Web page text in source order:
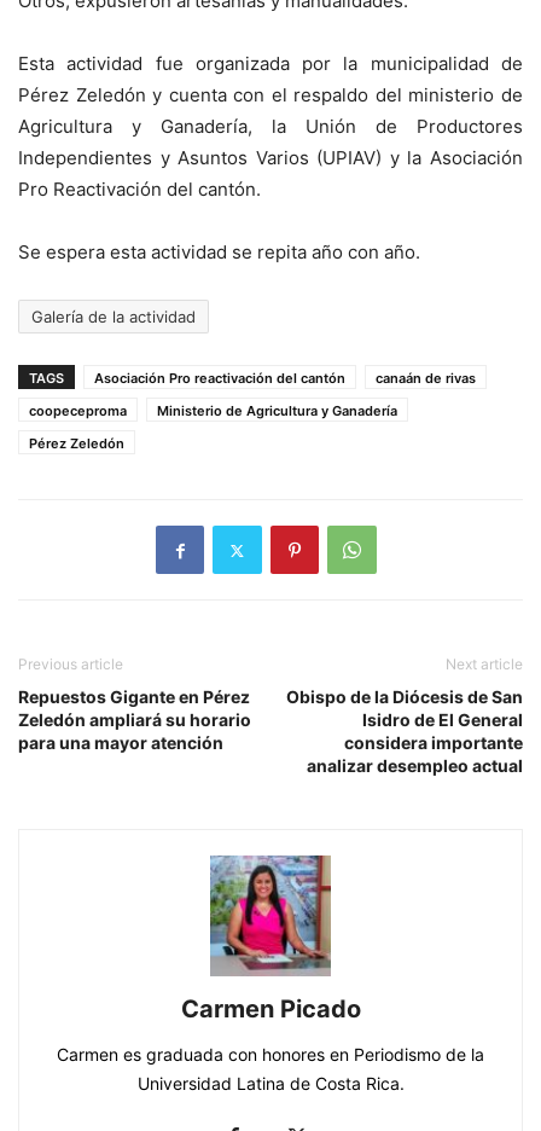
Esta actividad fue organizada por la municipalidad de
Pérez Zeledón y cuenta con el respaldo del ministerio de
Agricultura y Ganadería, la Unión de Productores
Independientes y Asuntos Varios (UPIAV) y la Asociación
Pro Reactivación del cantón.
Se espera esta actividad se repita año con año.
Galería de la actividad
TAGS Asociación Pro reactivación del cantón
canaán de rivas
coopeceproma
Ministerio de Agricultura y Ganadería
Pérez Zeledón
Previous article
Repuestos Gigante en Pérez
Zeledón ampliará su horario
para una mayor atención
Next article
Obispo de la Diócesis de San
Isidro de El General
considera importante
analizar desempleo actual
Carmen Picado
Carmen es graduada con honores en Periodismo de la
Universidad Latina de Costa Rica.